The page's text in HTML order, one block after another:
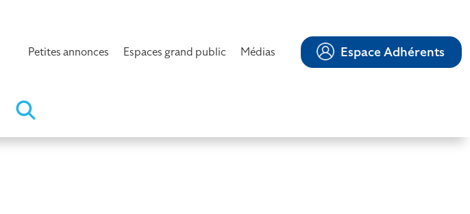
Petites annonces Espaces grand public Médias Espace Adhérents